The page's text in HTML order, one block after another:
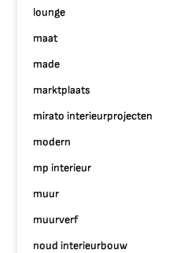
lounge
maat
made
marktplaats
mirato interieurprojecten
modern
mp interieur
muur
muurverf
noud interieurbouw